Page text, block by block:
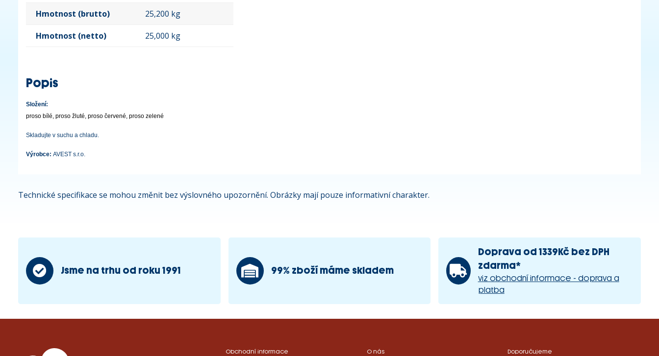
Hmotnost (brutto) 25,200 kg
Hmotnost (netto) 25,000 kg
Popis
Složení:
proso bílé, proso žluté, proso červené, proso zelené
Skladujte v suchu a chladu.
Výrobce: AVEST s.r.o.
Technické specifikace se mohou změnit bez výslovného upozornění. Obrázky mají pouze informativní charakter.
Jsme na trhu od roku 1991 99% zboží máme skladem
Doprava od 1339Kč bez DPH
zdarma*
viz obchodní informace - doprava a
platba
Obchodní informace O nás Doporučujeme